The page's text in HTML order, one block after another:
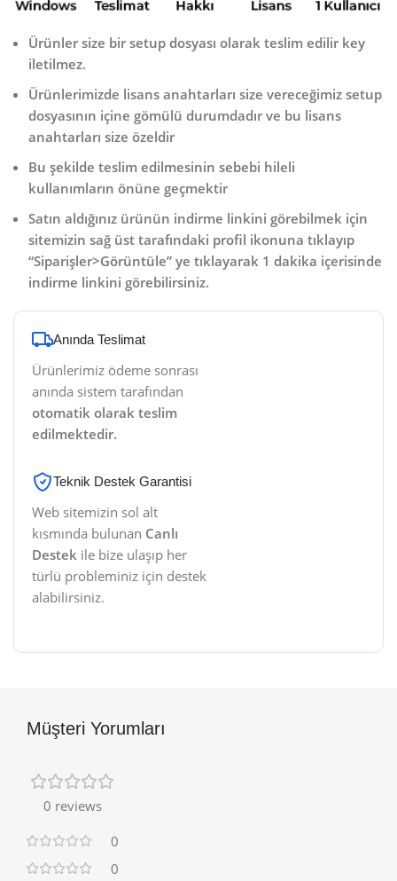
Ürünler size bir setup dosyası olarak teslim edilir key
iletilmez.
Ürünlerimizde lisans anahtarları size vereceğimiz setup
dosyasının içine gömülü durumdadır ve bu lisans
anahtarları size özeldir
Bu şekilde teslim edilmesinin sebebi hileli
kullanımların önüne geçmektir
Satın aldığınız ürünün indirme linkini görebilmek için
sitemizin sağ üst tarafındaki profil ikonuna tıklayıp
“Siparişler>Görüntüle” ye tıklayarak 1 dakika içerisinde
indirme linkini görebilirsiniz.
Anında Teslimat
Ürünlerimiz ödeme sonrası
anında sistem tarafından
otomatik olarak teslim
edilmektedir.
Teknik Destek Garantisi
Web sitemizin sol alt
kısmında bulunan Canlı
Destek ile bize ulaşıp her
türlü probleminiz için destek
alabilirsiniz.
Müşteri Yorumları
0 reviews
0
0